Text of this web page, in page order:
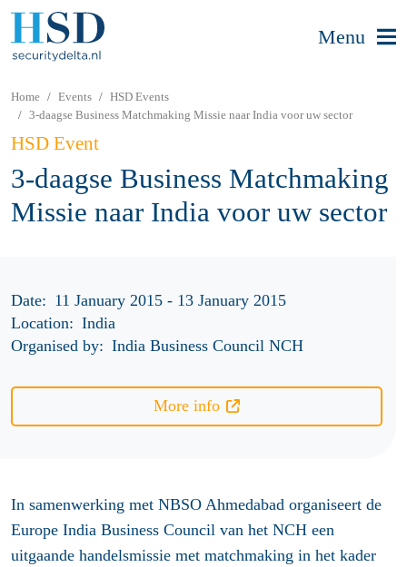
Menu
Home Events
HSD Events
3-daagse Business Matchmaking Missie naar India voor uw sector
HSD Event
3-daagse Business Matchmaking
Missie naar India voor uw sector
Date: 11 January 2015 - 13 January 2015
Location: India
Organised by: India Business Council NCH
More info
In samenwerking met NBSO Ahmedabad organiseert de
Europe India Business Council van het NCH een
uitgaande handelsmissie met matchmaking in het kader